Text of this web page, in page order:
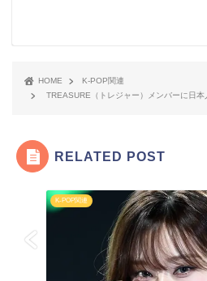
HOME
K-POP関連
TREASURE（トレジャー）メンバーに日
RELATED POST
K-POP関連